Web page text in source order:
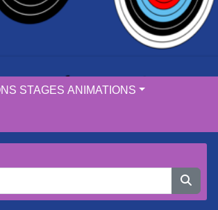
STAGES ANIMATIONS